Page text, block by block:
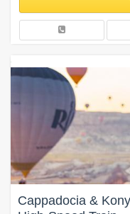
Cappadocia &